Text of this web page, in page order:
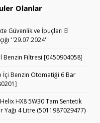
Olanlar
Güvenlik ve İpuçları El
''29.07.2024''
Benzin Filtresi [0450904058]
İçi Benzin Otomatiği 6 Bar
HX8 5W30 Tam Sentetik
Yağı 4 Litre (5011987029477)